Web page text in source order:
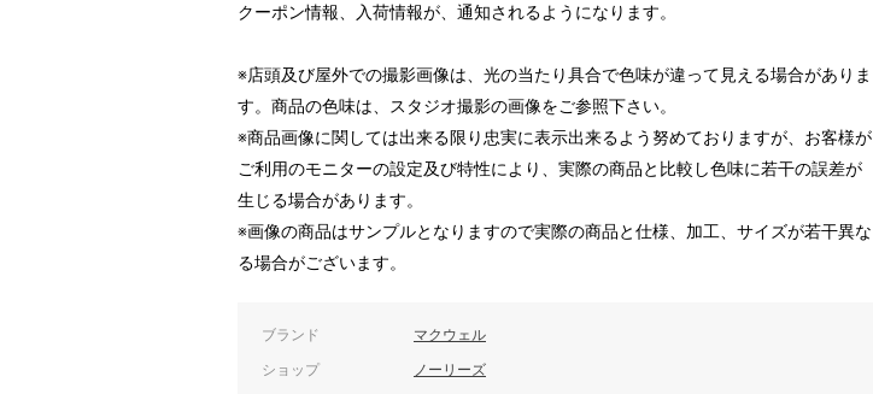
クーポン情報、入荷情報が、通知されるようになります。
※店頭及び屋外での撮影画像は、光の当たり具合で色味が違って見える場合がありま
す。商品の色味は、スタジオ撮影の画像をご参照下さい。
※商品画像に関しては出来る限り忠実に表示出来るよう努めておりますが、お客様が
ご利用のモニターの設定及び特性により、実際の商品と比較し色味に若干の誤差が
生じる場合があります。
※画像の商品はサンプルとなりますので実際の商品と仕様、加工、サイズが若干異な
る場合がございます。
ブランド マクウェル
ショップ ノーリーズ